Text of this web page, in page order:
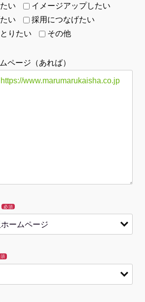
い
イメージアップしたい
い
採用につなげたい
りたい
その他
ページ（あれば）
必須